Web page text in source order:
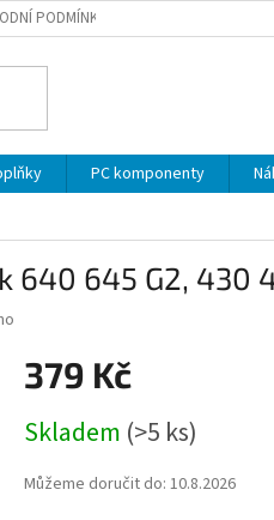
PODMÍNKY
PC komponenty
640 645 G2, 430
379 Kč
cena:
Skladem (>5 ks)
Můžeme doručit do: 10.8.2026